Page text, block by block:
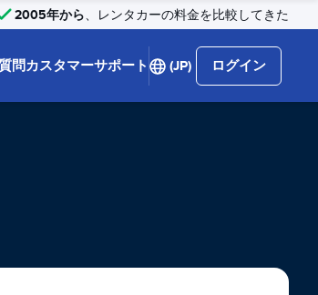
2005年から、レンタカーの料金を比較してきた
問カスタマーサポート (JP) ログイン